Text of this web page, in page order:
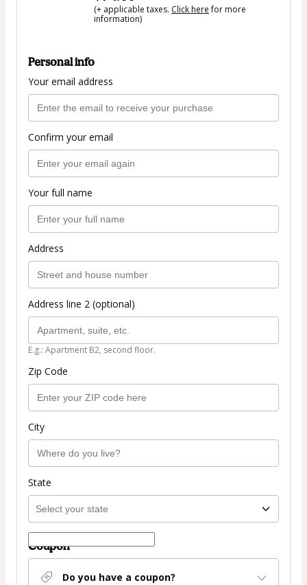
(+ applicable taxes. Click herefor more
information)
Personal info
Your email address
Confirm your email
Your full name
Address
Address line 2 (optional)
E.g.: Apartment B2, second floor.
Zip Code
City
State
Coupon
Do you have a coupon?